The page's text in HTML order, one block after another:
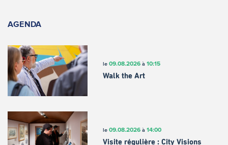
AGENDA
le 09.08.2026à 10:15
Walk the Art
le 09.08.2026à 14:00
Visite régulière : City Visions